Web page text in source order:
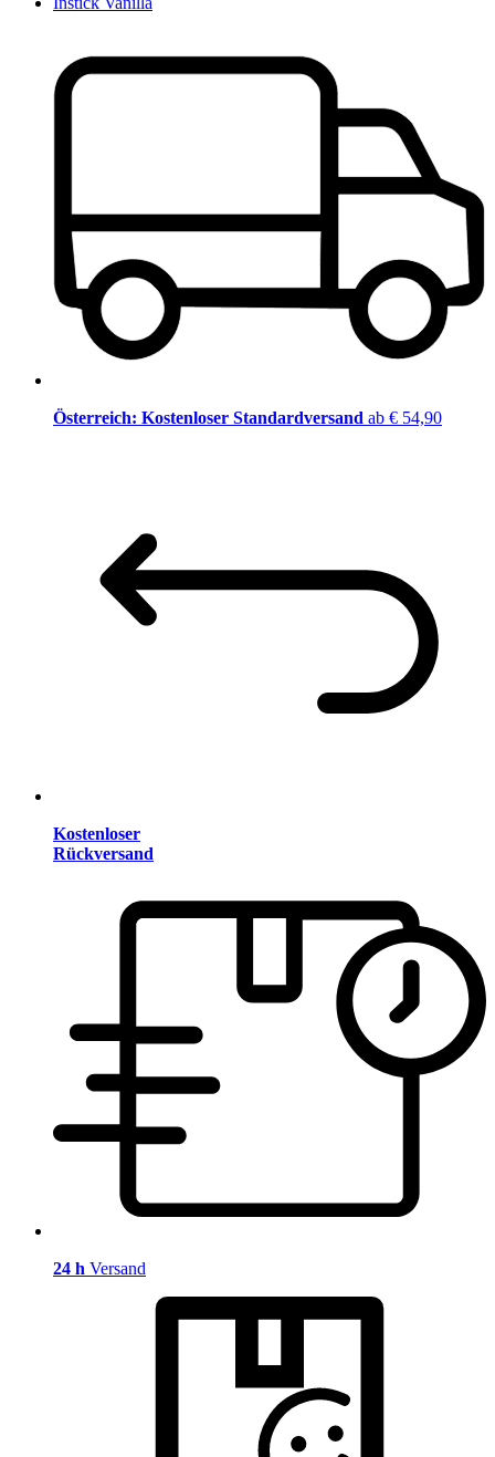
Österreich: Kostenloser Standardversand ab € 54,90
Kostenloser
Rückversand
24 h Versand